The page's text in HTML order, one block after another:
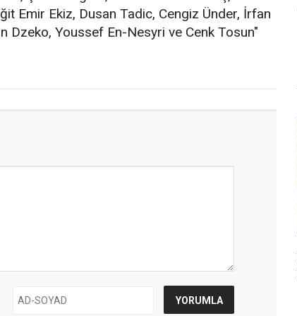
Emir Ekiz, Dusan Tadic, Cengiz Ünder, İrfan
Dzeko, Youssef En-Nesyri ve Cenk Tosun"